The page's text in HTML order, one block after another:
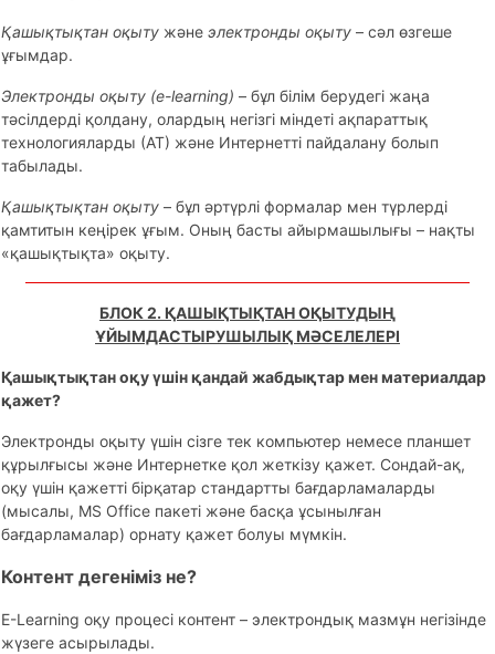
Қашықтықтан оқыту және электронды оқыту – сәл өзгеше
ұғымдар.
Электронды оқыту (e-learning) – бұл білім берудегі жаңа
тәсілдерді қолдану, олардың негізгі міндеті ақпараттық
технологияларды (АТ) және Интернетті пайдалану болып
табылады.
Қашықтықтан оқыту – бұл әртүрлі формалар мен түрлерді
қамтитын кеңірек ұғым. Оның басты айырмашылығы – нақты
«қашықтықта» оқыту.
БЛОК 2. ҚАШЫҚТЫҚТАН ОҚЫТУДЫҢ
ҰЙЫМДАСТЫРУШЫЛЫҚ МӘСЕЛЕЛЕРІ
Қашықтықтан оқу үшін қандай жабдықтар мен материалдар
қажет?
Электронды оқыту үшін сізге тек компьютер немесе планшет
құрылғысы және Интернетке қол жеткізу қажет. Сондай-ақ,
оқу үшін қажетті бірқатар стандартты бағдарламаларды
(мысалы, MS Office пакеті және басқа ұсынылған
бағдарламалар) орнату қажет болуы мүмкін.
Контент дегеніміз не?
E-Learning оқу процесі контент – электрондық мазмұн негізінде
жүзеге асырылады.